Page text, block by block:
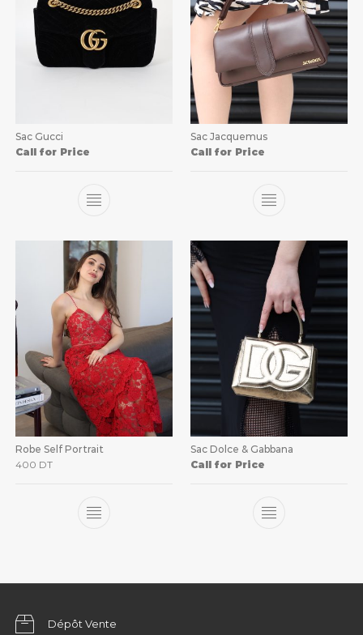
Sac Gucci
Call for Price
Sac Jacquemus
Call for Price
Robe Self Portrait
400 DT
Sac Dolce & Gabbana
Call for Price
Dépôt Vente